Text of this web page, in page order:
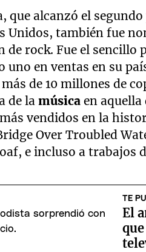
que alcanzó el
Unidos, también fue
de rock. Fue el
uno en ventas en su
de 10 millones de
de lamúsicaen aquella
vendidos en la
Over Troubled
e incluso a trabajos
TE
El